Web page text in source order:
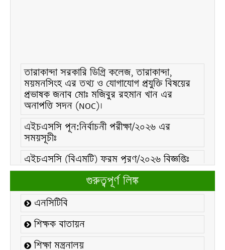
তারাকান্দা সরকারি ডিগ্রি কলেজ, তারাকান্দা,
ময়মনসিংহ এর তথ্য ও যোগাযোগ প্রযুক্তি বিষয়ের
প্রভাষক জনাব মোঃ মজিবুর রহমান খান এর
অনাপত্তি সদন (NOC)।
এইচএসসি পূন:নির্বাচনী পরীক্ষা/২০২৬ এর
সময়সূচীঃ
এইচএসসি (বিএমটি) ফরম পূরণ/২০২৬ বিজ্ঞপ্তিঃ
এইচএসসি ফরম/২০২৬ পূরণ বিজ্ঞপ্তিঃ
২১ ফেব্রুয়ারি/২০২৬ ইং তারিখে “শহিদ দিবস ও
আন্তর্জাতিক মাতৃভাষা দিবস-২০২৬ উদযাপন
উপলক্ষ্যে নোটিশঃ
কলেজ বন্ধ সংক্রান্ত নোটিশঃ
গুরুত্বপূর্ণ লিঙ্ক
এনসিটিবি
শিক্ষক বাতায়ন
শিক্ষা মন্ত্রনালয়